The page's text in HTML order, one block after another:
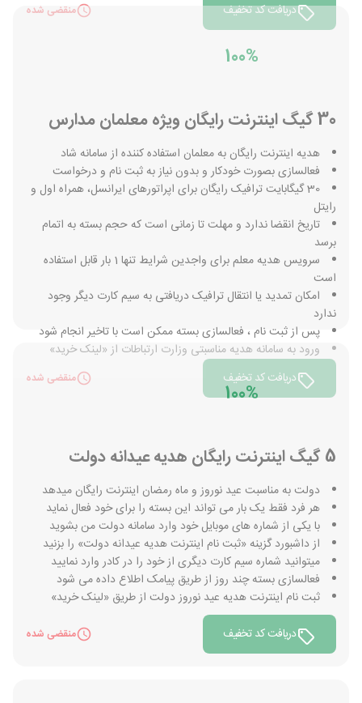
دریافت کد تخفیف
منقضی شده
100%
30 گیگ اینترنت رایگان ویژه معلمان مدارس
هدیه اینترنت رایگان به معلمان استفاده کننده از سامانه شاد
فعالسازی بصورت خودکار و بدون نیاز به ثبت نام و درخواست
30 گیگابایت ترافیک رایگان برای اپراتورهای ایرانسل، همراه اول و
رایتل
تاریخ انقضا ندارد و مهلت تا زمانی است که حجم بسته به اتمام
برسد
سرویس هدیه معلم برای واجدین شرایط تنها 1 بار قابل استفاده
است
امکان تمدید یا انتقال ترافیک دریافتی به سیم کارت دیگر وجود
ندارد
پس از ثبت نام ، فعالسازی بسته ممکن است با تاخیر انجام شود
ورود به سامانه هدیه مناسبتی وزارت ارتباطات از «لینک خرید»
دریافت کد تخفیف
منقضی شده
100%
5 گیگ اینترنت رایگان هدیه عیدانه دولت
دولت به مناسبت عید نوروز و ماه رمضان اینترنت رایگان میدهد
هر فرد فقط یک بار می تواند این بسته را برای خود فعال نماید
با یکی از شماره های موبایل خود وارد سامانه دولت من بشوید
از داشبورد گزینه «ثبت نام اینترنت هدیه عیدانه دولت» را بزنید
میتوانید شماره سیم کارت دیگری از خود را در کادر وارد نمایید
فعالسازی بسته چند روز از طریق پیامک اطلاع داده می شود
ثبت نام اینترنت هدیه عید نوروز دولت از طریق «لینک خرید»
دریافت کد تخفیف
منقضی شده